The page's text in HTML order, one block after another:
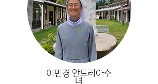
이민경 안드레아수
녀